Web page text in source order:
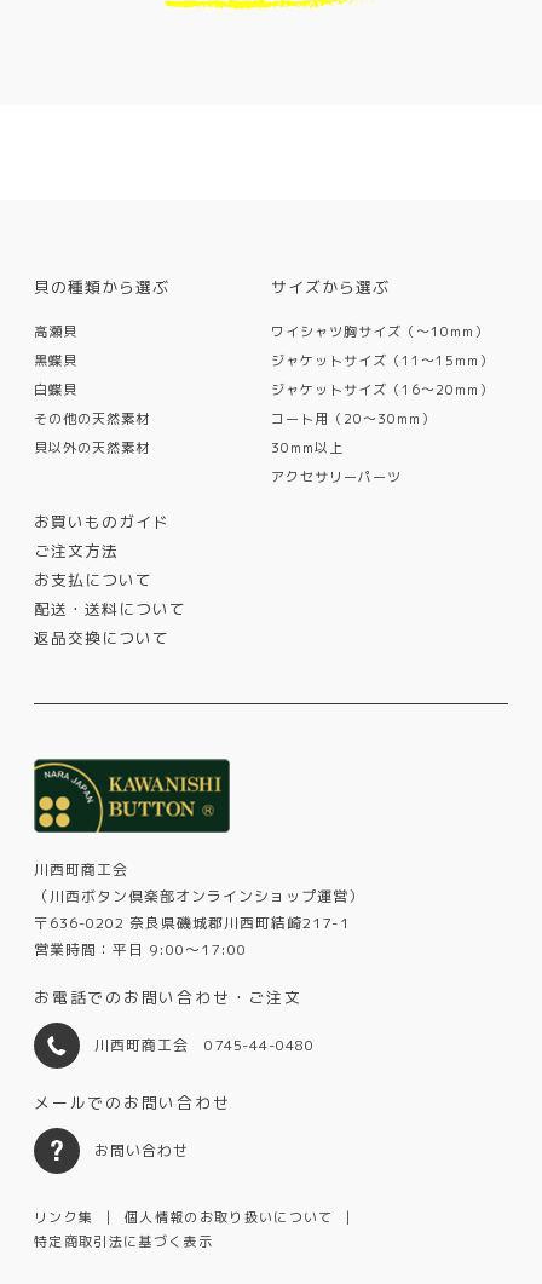
貝の種類から選ぶ
高瀬貝
黒蝶貝
白蝶貝
その他の天然素材
貝以外の天然素材
サイズから選ぶ
ワイシャツ胸サイズ（〜10mm）
ジャケットサイズ（11〜15mm）
ジャケットサイズ（16〜20mm）
コート用（20〜30mm）
30mm以上
アクセサリーパーツ
お買いものガイド
ご注文方法
お支払について
配送・送料について
返品交換について
川西町商工会
（川西ボタン倶楽部オンラインショップ運営）
〒636-0202 奈良県磯城郡川西町結崎217-1
営業時間：平日 9:00～17:00
お電話でのお問い合わせ・ご注文
川西町商工会 0745-44-0480
メールでのお問い合わせ
お問い合わせ
リンク集
個人情報のお取り扱いについて
特定商取引法に基づく表示